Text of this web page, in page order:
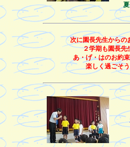
次に園長先生からの
２学期も園長先
あ・げ・はのお約
楽しく過ごそ